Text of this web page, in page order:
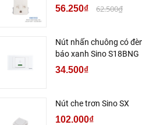
56.250₫ 62.500₫
Nút nhấn chuông có
báo xanh Sino S18BNG
34.500₫
Nút che trơn Sino SX
102.000₫